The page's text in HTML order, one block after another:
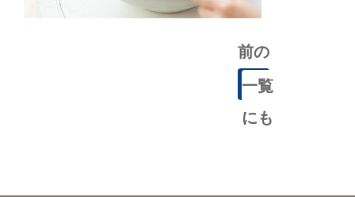
前の
記事
一覧
にも